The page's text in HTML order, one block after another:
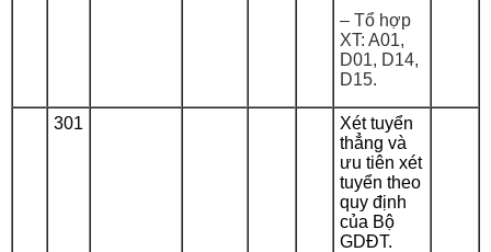
– Tổ hợp
XT: A01,
D01, D14,
D15.
301
Xét tuyển
thẳng và
ưu tiên xét
tuyển theo
quy định
của Bộ
GDĐT.